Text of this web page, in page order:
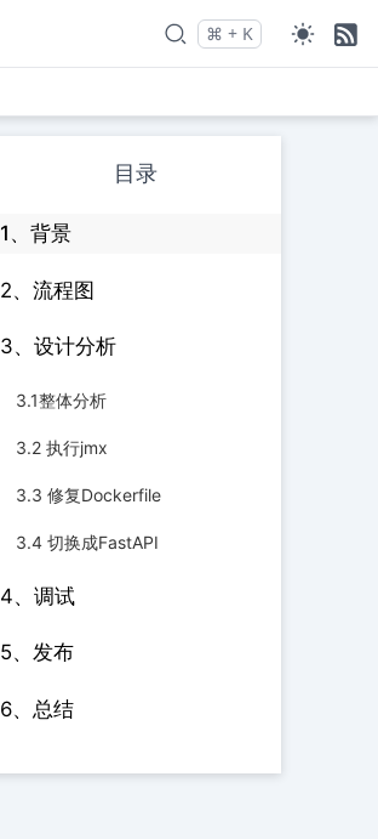
Press
⌘ +
and K
to search
目录
1、背景
2、流程图
3、设计分析
3.1整体分析
3.2 执行jmx
3.3 修复Dockerfile
3.4 切换成FastAPI
4、调试
5、发布
6、总结